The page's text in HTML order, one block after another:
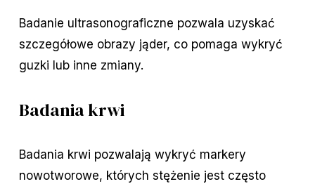
Badanie ultrasonograficzne pozwala uzyskać
szczegółowe obrazy jąder, co pomaga wykryć
guzki lub inne zmiany.
Badania krwi
Badania krwi pozwalają wykryć markery
nowotworowe, których stężenie jest często